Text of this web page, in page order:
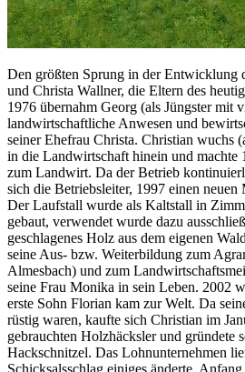
Den größten Sprung in der Entwicklung
und Christa Wallner, die Eltern des
1976 übernahm Georg (als Jüngster mit
landwirtschaftliche Anwesen und
seiner Ehefrau Christa. Christian wuchs
in die Landwirtschaft hinein und machte
zum Landwirt. Da der Betrieb
sich die Betriebsleiter, 1997 einen
Der Laufstall wurde als Kaltstall in
gebaut, verwendet wurde dazu
geschlagenes Holz aus dem eigenen
seine Aus- bzw. Weiterbildung zum
Almesbach) und zum
seine Frau Monika in sein Leben. 2002
erste Sohn Florian kam zur Welt. Da
rüstig waren, kaufte sich Christian im
gebrauchten Holzhäcksler und gründete
Hackschnitzel. Das Lohnunternehmen